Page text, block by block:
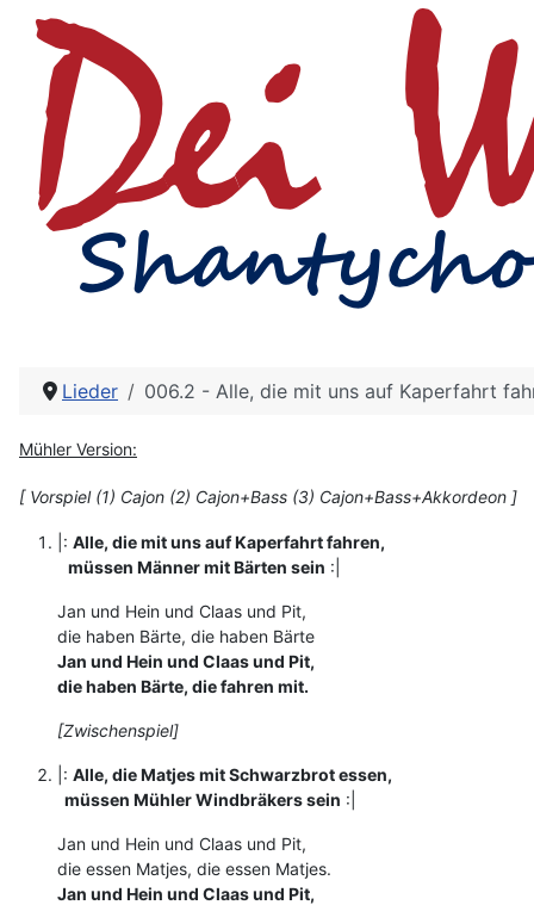
Lieder 006.2 - Alle, die mit uns auf Kaperfahrt
Mühler Version:
[ Vorspiel (1) Cajon (2) Cajon+Bass (3) Cajon+Bass+Akkordeon ]
|: Alle, die mit uns auf Kaperfahrt fahren,
müssen Männer mit Bärten sein :|
Jan und Hein und Claas und Pit,
die haben Bärte, die haben Bärte
Jan und Hein und Claas und Pit,
die haben Bärte, die fahren mit.
[Zwischenspiel]
|: Alle, die Matjes mit Schwarzbrot essen,
müssen Mühler Windbräkers sein :|
Jan und Hein und Claas und Pit,
die essen Matjes, die essen Matjes.
Jan und Hein und Claas und Pit,